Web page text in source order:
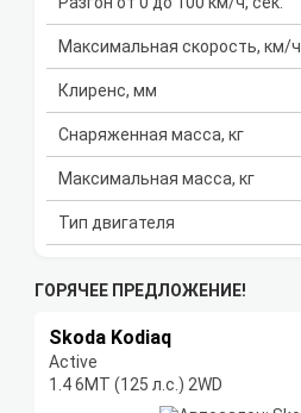
Максимальная скорость, км/ч
Клиренс, мм
Снаряженная масса, кг
Максимальная масса, кг
Тип двигателя
ГОРЯЧЕЕ ПРЕДЛОЖЕНИЕ!
Skoda Kodiaq
Active
1.4 6МТ (125 л.с.) 2WD